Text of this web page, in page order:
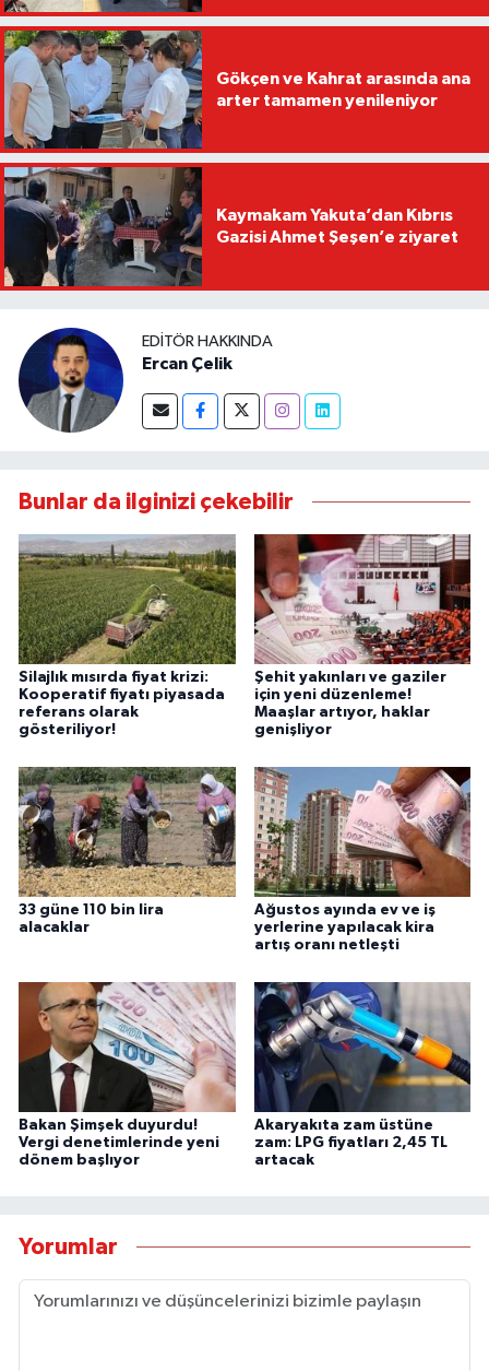
Gökçen ve Kahrat arasında ana
arter tamamen yenileniyor
Kaymakam Yakuta’dan Kıbrıs
Gazisi Ahmet Şeşen’e ziyaret
EDITÖR HAKKINDA
Ercan Çelik
Bunlar da ilginizi çekebilir
Silajlık mısırda fiyat krizi:
Kooperatif fiyatı piyasada
referans olarak
gösteriliyor!
Şehit yakınları ve gaziler
için yeni düzenleme!
Maaşlar artıyor, haklar
genişliyor
33 güne 110 bin lira
alacaklar
Ağustos ayında ev ve iş
yerlerine yapılacak kira
artış oranı netleşti
Bakan Şimşek duyurdu!
Vergi denetimlerinde yeni
dönem başlıyor
Akaryakıta zam üstüne
zam: LPG fiyatları 2,45 TL
artacak
Yorumlar